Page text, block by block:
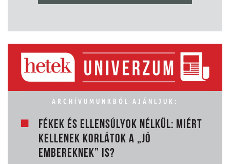
ARCHÍVUMUNKBÓL AJÁNLJUK:
FÉKEK ÉS ELLENSÚLYOK NÉLKÜL: MIÉRT
KELLENEK KORLÁTOK A „JÓ
EMBEREKNEK” IS?